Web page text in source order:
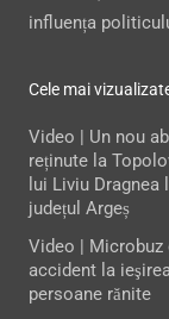
influența
Cele mai
Video | Un nou
reținute la
lui Liviu
județul Argeș
Video | Microbuz
accident la
persoane rănite